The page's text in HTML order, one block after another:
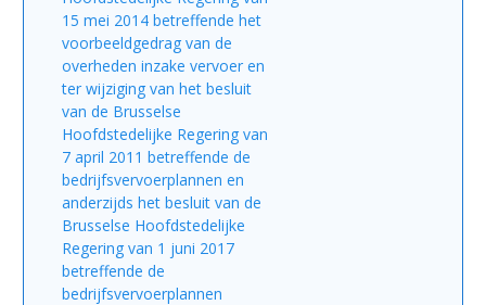
15 mei 2014 betreffende het
voorbeeldgedrag van de
overheden inzake vervoer en
ter wijziging van het besluit
van de Brusselse
Hoofdstedelijke Regering van
7 april 2011 betreffende de
bedrijfsvervoerplannen en
anderzijds het besluit van de
Brusselse Hoofdstedelijke
Regering van 1 juni 2017
betreffende de
bedrijfsvervoerplannen